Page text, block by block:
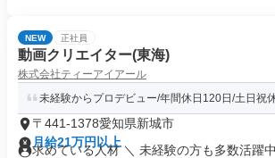
NEW 正社員
動画クリエイター(東海)
株式会社ティーアイアール
未経験からプロデビュー/年間休日120日/土日祝
〒441-1378愛知県新城市
月給21万円以上
求めている人材 ＼ 未経験の方も多数活躍